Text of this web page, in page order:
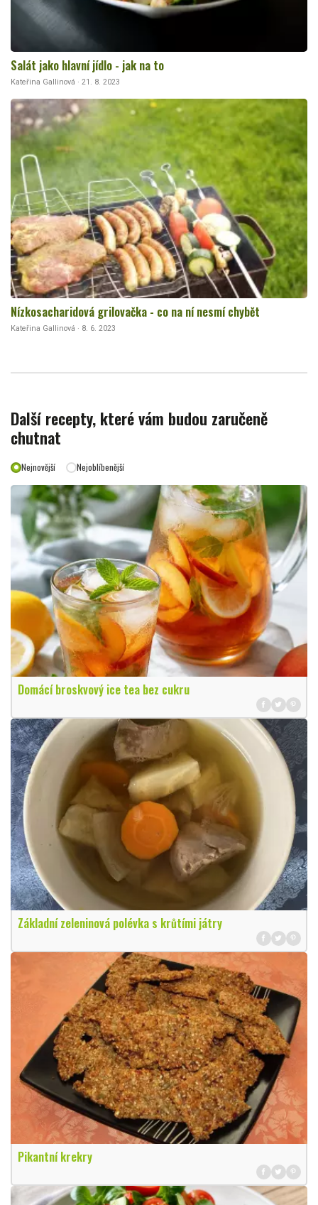
Salát jako hlavní jídlo - jak na to
Kateřina Gallinová · 21. 8. 2023
Nízkosacharidová grilovačka - co na ní nesmí chybět
Kateřina Gallinová · 8. 6. 2023
Další recepty, které vám budou zaručeně
chutnat
Nejnovější Nejoblíbenější
Domácí broskvový ice tea bez cukru
Základní zeleninová polévka s krůtími játry
Pikantní krekry